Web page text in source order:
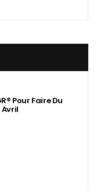
Pour Faire Du
Avril